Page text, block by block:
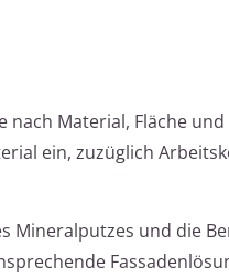
Material, Fläche
ein, zuzüglich
Mineralputzes und die